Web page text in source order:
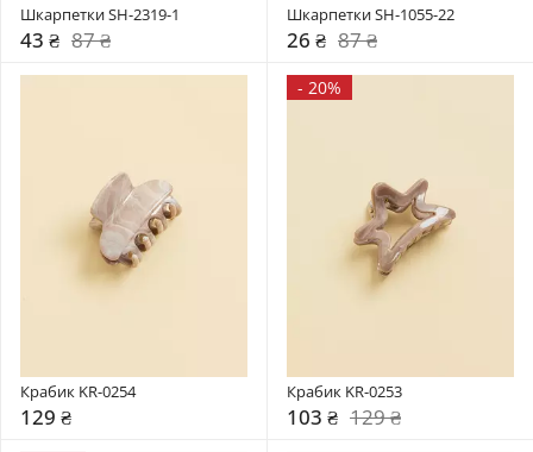
Шкарпетки SH-2319-1
43 ₴ 87 ₴
Шкарпетки SH-1055-22
26 ₴ 87 ₴
Крабик KR-0254
129 ₴
- 20%
Крабик KR-0253
103 ₴ 129 ₴